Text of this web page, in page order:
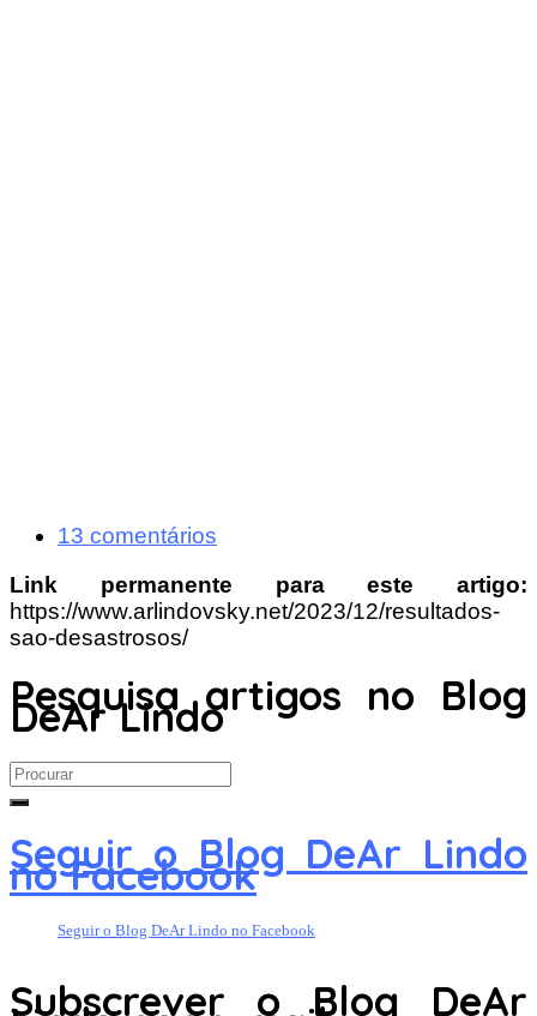
13 comentários
Link permanente para este artigo:
https://www.arlindovsky.net/2023/12/resultados-
sao-desastrosos/
Pesquisa artigos no Blog
DeAr Lindo
Search
for:
Seguir o Blog DeAr Lindo
no Facebook
Seguir o Blog DeAr Lindo no Facebook
Subscrever o Blog DeAr